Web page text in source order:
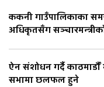
ककनी गाउँपालिकाका
अधिकृतसँग
ऐन संशोधन गर्दै
सभामा छलफल हुने